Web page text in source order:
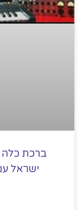
ברכת
ישראל